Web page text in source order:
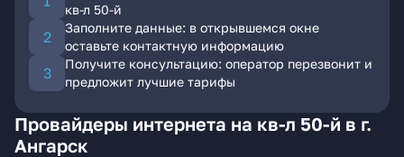
кв-л 50-й
Заполните данные: в открывшемся окне
оставьте контактную информацию
Получите консультацию: оператор перезвонит и
предложит лучшие тарифы
Провайдеры интернета на кв-л 50-й в г.
Ангарск